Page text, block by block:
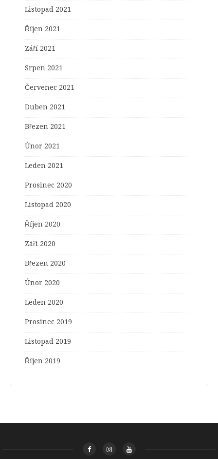
Listopad 2021
Říjen 2021
Září 2021
Srpen 2021
Červenec 2021
Duben 2021
Březen 2021
Únor 2021
Leden 2021
Prosinec 2020
Listopad 2020
Říjen 2020
Září 2020
Březen 2020
Únor 2020
Leden 2020
Prosinec 2019
Listopad 2019
Říjen 2019